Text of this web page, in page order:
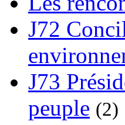
J72
J73
peuple (2)